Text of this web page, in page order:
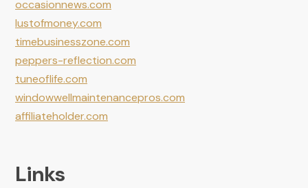
occasionnews.com
lustofmoney.com
timebusinesszone.com
peppers-reflection.com
tuneoflife.com
windowwellmaintenancepros.com
affiliateholder.com
Links